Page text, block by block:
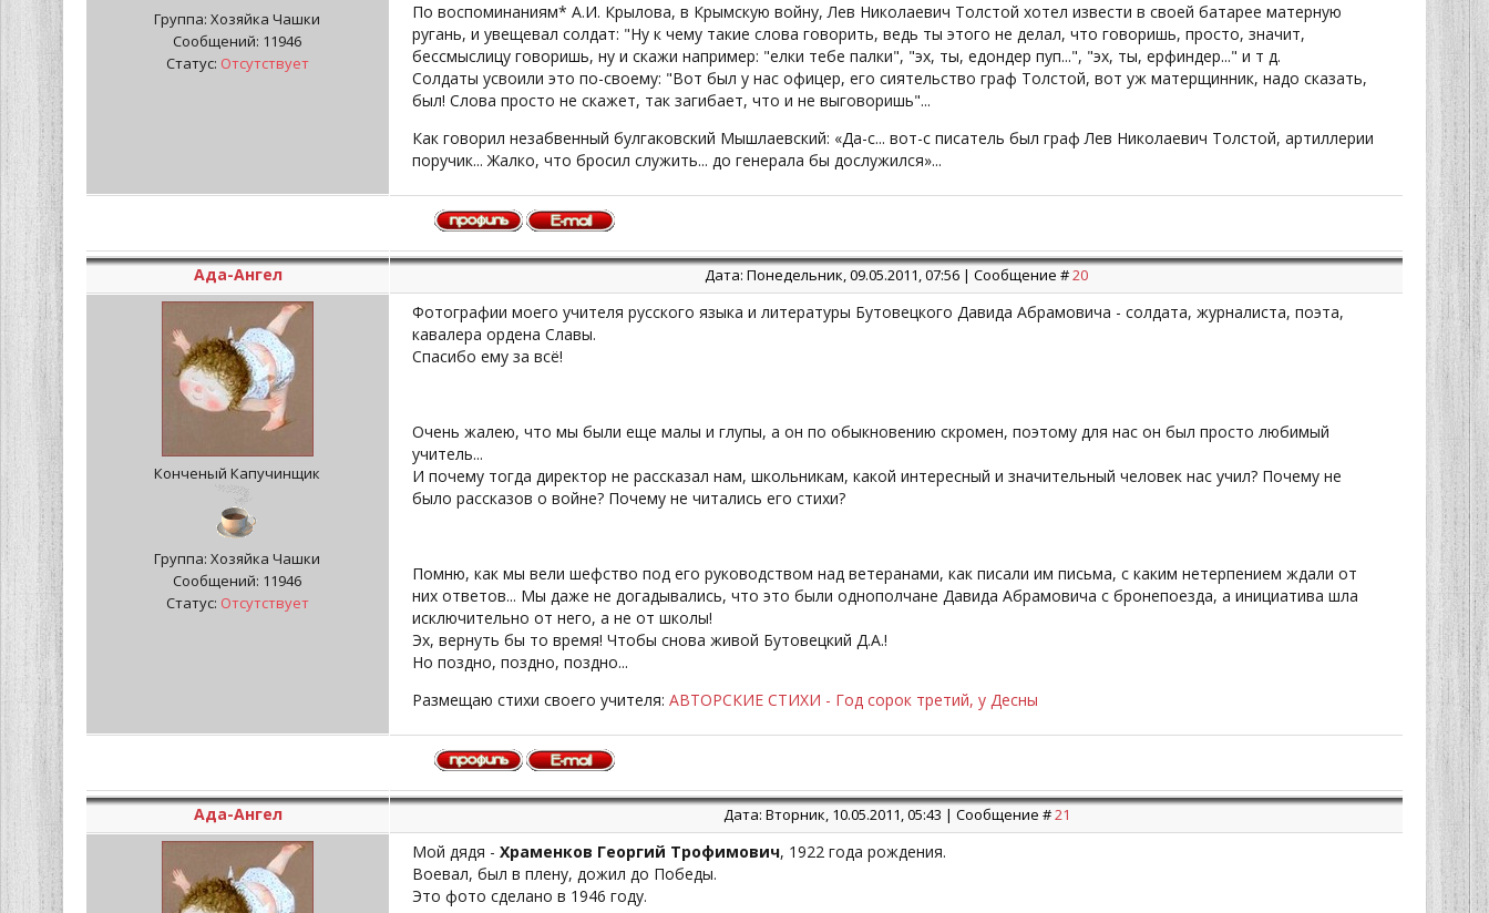
Группа: Хозяйка Чашки
Сообщений: 11946
Статус: Отсутствует
По воспоминаниям* А.И. Крылова, в Крымскую войну, Лев Николаевич Толстой хотел извести в своей батарее матерную
ругань, и увещевал солдат: "Ну к чему такие слова говорить, ведь ты этого не делал, что говоришь, просто, значит,
бессмыслицу говоришь, ну и скажи например: "елки тебе палки", "эх, ты, едондер пуп...", "эх, ты, ерфиндер..." и т д.
Солдаты усвоили это по-своему: "Вот был у нас офицер, его сиятельство граф Толстой, вот уж матерщинник, надо сказать,
был! Слова просто не скажет, так загибает, что и не выговоришь"...
Как говорил незабвенный булгаковский Мышлаевский: «Да-с... вот-с писатель был граф Лев Николаевич Толстой, артиллерии
поручик... Жалко, что бросил служить... до генерала бы дослужился»...
Ада-Ангел Дата: Понедельник, 09.05.2011, 07:56 | Сообщение #20
Конченый Капучинщик
Группа: Хозяйка Чашки
Сообщений: 11946
Статус: Отсутствует
Фотографии моего учителя русского языка и литературы Бутовецкого Давида Абрамовича - солдата, журналиста, поэта,
кавалера ордена Славы.
Спасибо ему за всё!
Очень жалею, что мы были еще малы и глупы, а он по обыкновению скромен, поэтому для нас он был просто любимый
учитель...
И почему тогда директор не рассказал нам, школьникам, какой интересный и значительный человек нас учил? Почему не
было рассказов о войне? Почему не читались его стихи?
Помню, как мы вели шефство под его руководством над ветеранами, как писали им письма, с каким нетерпением ждали от
них ответов... Мы даже не догадывались, что это были однополчане Давида Абрамовича с бронепоезда, а инициатива шла
исключительно от него, а не от школы!
Эх, вернуть бы то время! Чтобы снова живой Бутовецкий Д.А.!
Но поздно, поздно, поздно...
Размещаю стихи своего учителя: АВТОРСКИЕ СТИХИ - Год сорок третий, у Десны
Ада-Ангел Дата: Вторник, 10.05.2011, 05:43 | Сообщение #21
Мой дядя - Храменков Георгий Трофимович, 1922 года рождения.
Воевал, был в плену, дожил до Победы.
Это фото сделано в 1946 году.